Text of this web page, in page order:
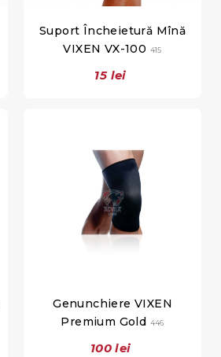
Suport Încheietură Mînă
VIXEN VX-100 415
15 lei
Genunchiere VIXEN
Premium Gold 446
100 lei